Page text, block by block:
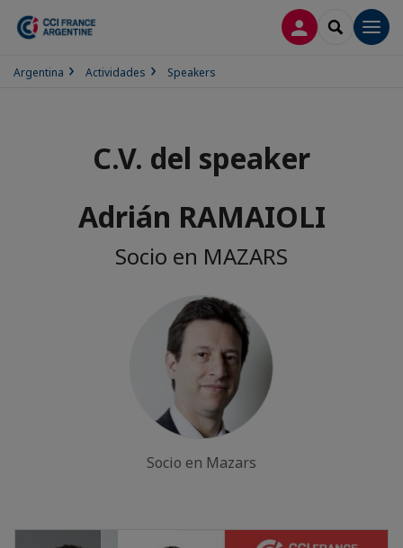
CONECTARSE
SEARCH
Argentina Actividades Speakers
C.V. del speaker
Adrián RAMAIOLI
Socio en MAZARS
Socio en Mazars